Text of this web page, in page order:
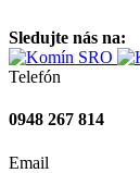
Sledujte nás na:
Telefón
0948 267 814
Email